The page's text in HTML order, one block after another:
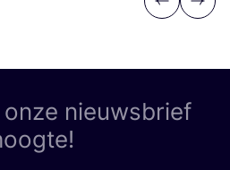
Previous
Next
nieuwsbrief